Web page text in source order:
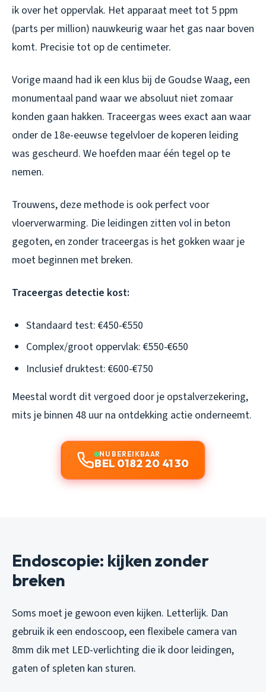
ik over het oppervlak. Het apparaat meet tot 5 ppm
(parts per million) nauwkeurig waar het gas naar boven
komt. Precisie tot op de centimeter.
Vorige maand had ik een klus bij de Goudse Waag, een
monumentaal pand waar we absoluut niet zomaar
konden gaan hakken. Traceergas wees exact aan waar
onder de 18e-eeuwse tegelvloer de koperen leiding
was gescheurd. We hoefden maar één tegel op te
nemen.
Trouwens, deze methode is ook perfect voor
vloerverwarming. Die leidingen zitten vol in beton
gegoten, en zonder traceergas is het gokken waar je
moet beginnen met breken.
Traceergas detectie kost:
Standaard test: €450-€550
Complex/groot oppervlak: €550-€650
Inclusief druktest: €600-€750
Meestal wordt dit vergoed door je opstalverzekering,
mits je binnen 48 uur na ontdekking actie onderneemt.
NU BEREIKBAAR
BEL 0182 20 41 30
Endoscopie: kijken zonder
breken
Soms moet je gewoon even kijken. Letterlijk. Dan
gebruik ik een endoscoop, een flexibele camera van
8mm dik met LED-verlichting die ik door leidingen,
gaten of spleten kan sturen.